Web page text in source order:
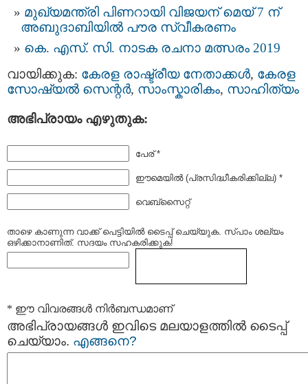
മുഖ്യമന്ത്രി പിണറായി വിജയന് മെയ് 7 ന്
അബുദാബിയിൽ പൗര സ്വീകരണം
കെ. എസ്. സി. നാടക രചനാ മത്സരം 2019
വായിക്കുക: കേരള രാഷ്ട്രീയ നേതാക്കള്‍, കേരള
സോഷ്യല്‍ സെന്റര്‍, സാംസ്കാരികം, സാഹിത്യം
അഭിപ്രായം എഴുതുക:
പേര് *
ഈമെയില്‍ (പ്രസിദ്ധീകരിക്കില്ല) *
വെബ്സൈറ്റ്
താഴെ കാണുന്ന വാക്ക് പെട്ടിയില്‍ ടൈപ്പ്‌ ചെയ്യുക. സ്പാം ശല്യം
ഒഴിക്കാനാണിത്. സദയം സഹകരിക്കുക!
* ഈ വിവരങ്ങള്‍ നിര്‍ബന്ധമാണ്
അഭിപ്രായങ്ങള്‍ ഇവിടെ മലയാളത്തില്‍ ടൈപ്പ്
ചെയ്യാം. എങ്ങനെ?